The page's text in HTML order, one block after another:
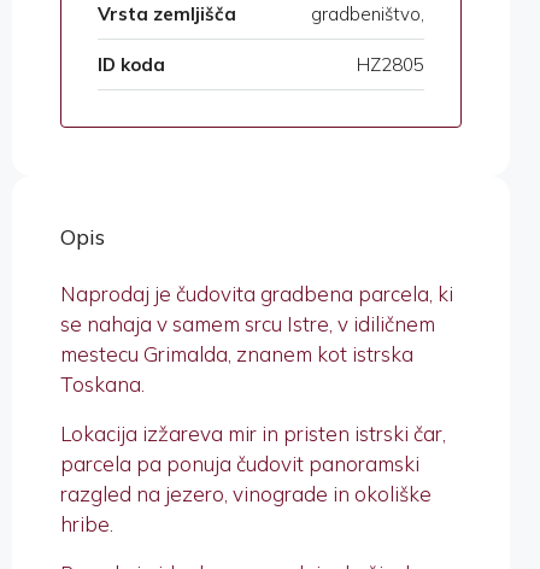
Vrsta zemljišča gradbeništvo,
ID koda HZ2805
Opis
Naprodaj je čudovita gradbena parcela, ki
se nahaja v samem srcu Istre, v idiličnem
mestecu Grimalda, znanem kot istrska
Toskana.
Lokacija izžareva mir in pristen istrski čar,
parcela pa ponuja čudovit panoramski
razgled na jezero, vinograde in okoliške
hribe.